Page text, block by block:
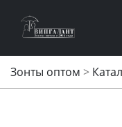
Зонты оптом >